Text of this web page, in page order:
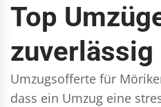
Top
Umzugsofferte für
dass ein Umzug eine